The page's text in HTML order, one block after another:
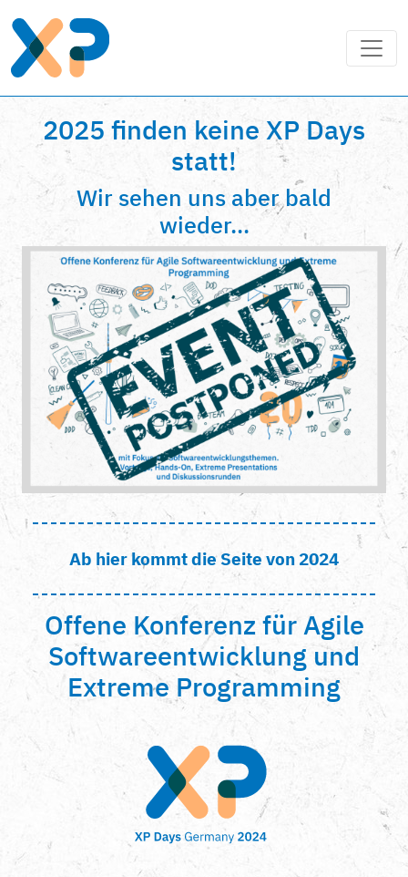
2025 finden keine XP Days
statt!
Wir sehen uns aber bald
wieder...
Ab hier kommt die Seite von 2024
Offene Konferenz für Agile
Softwareentwicklung und
Extreme Programming